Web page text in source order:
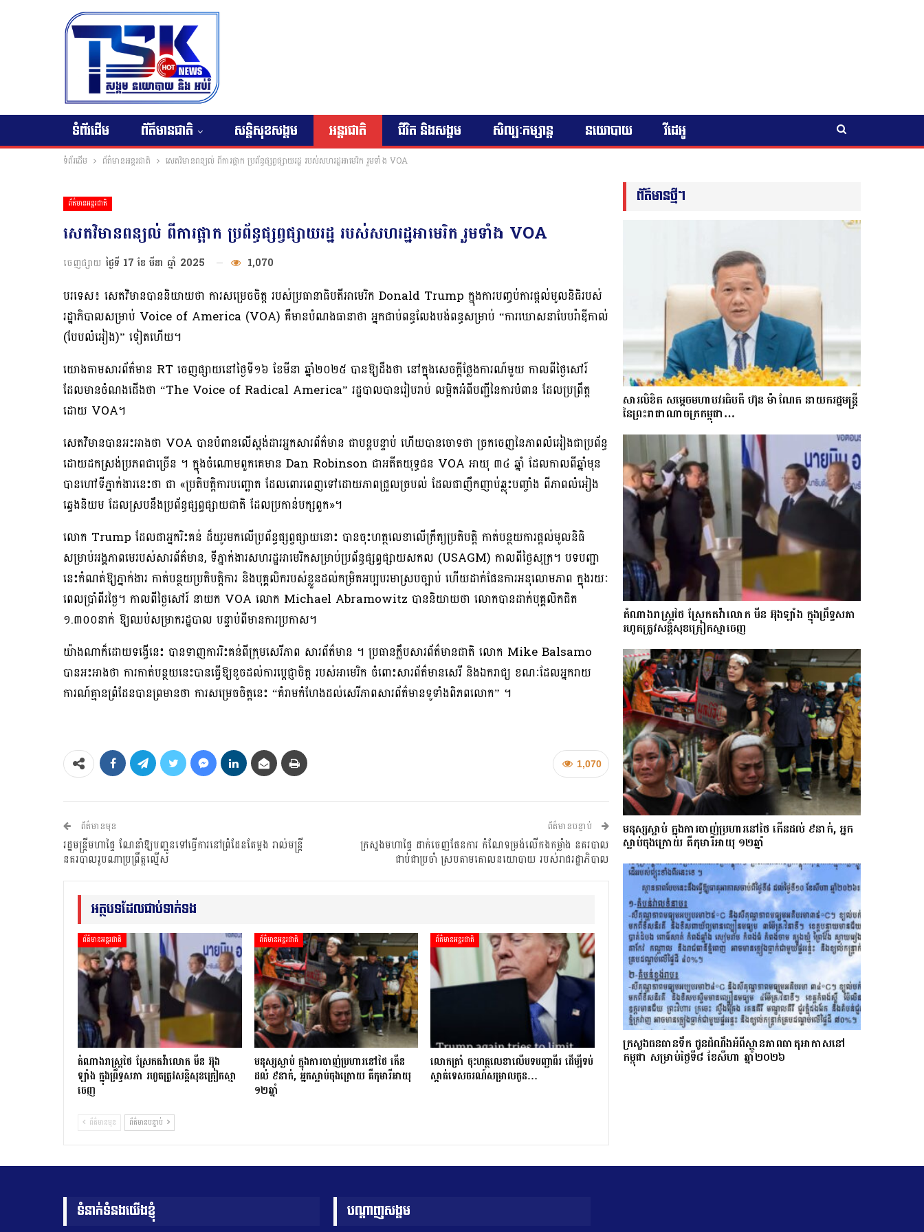
ទំព័រដើម ព័ត៌មានជាតិ សន្តិសុខសង្គម អន្តរជាតិ ជីវិត និងសង្គម សិល្បៈកម្សាន្ត នយោបាយ វីដេអូ
ទំព័រដើម ព័ត៌មានអន្តរជាតិ សេតវិមានពន្យល់ ពីការផ្អាក ប្រព័ន្ធផ្សព្វផ្សាយរដ្ឋ របស់សហរដ្ឋអាមេរិក រួមទាំង VOA
ព័ត៌មានអន្តរជាតិ
សេតវិមានពន្យល់ ពីការផ្អាក ប្រព័ន្ធផ្សព្វផ្សាយរដ្ឋ របស់សហរដ្ឋអាមេរិក រួមទាំង VOA
ចេញផ្សាយ ថ្ងៃទី 17 ខែ មីនា ឆ្នាំ 2025 1,070
បរទេស៖ សេតវិមានបាននិយាយថា ការសម្រេចចិត្ត របស់ប្រធានាធិបតីអាមេរិក Donald Trump ក្នុងការបញ្ចប់ការផ្តល់មូលនិធិរបស់
រដ្ឋាភិបាលសម្រាប់ Voice of America (VOA) គឺមានបំណងធានាថា អ្នកជាប់ពន្ធលែងបង់ពន្ធសម្រាប់ “ការឃោសនាបែបរ៉ាឌីកាល់
(បែបលំអៀង)” ទៀតហើយ។
យោងតាមសារព័ត៌មាន RT ចេញផ្សាយនៅថ្ងៃទី១៦ ខែមីនា ឆ្នាំ២០២៥ បានឱ្យដឹងថា នៅក្នុងសេចក្តីថ្លែងការណ៍មួយ កាលពីថ្ងៃសៅរ៍
ដែលមានចំណងជើងថា “The Voice of Radical America” រដ្ឋបាលបានរៀបរាប់ លម្អិតអំពីបញ្ជីនៃការបំពាន ដែលប្រព្រឹត្ត
ដោយ VOA។
សេតវិមានបានអះអាងថា VOA បានបំពានលើស្តង់ដារអ្នកសារព័ត៌មាន ជាបន្តបន្ទាប់ ហើយបានចោទថា ច្រកចេញនៃភាពលំអៀងជាប្រព័ន្ធ
ដោយដកស្រង់ប្រភពជាច្រើន ។ ក្នុងចំណោមពួកគេមាន Dan Robinson ជាអតីតយុទ្ធជន VOA អាយុ ៣៤ ឆ្នាំ ដែលកាលពីឆ្នាំមុន
បានហៅទីភ្នាក់ងារនេះថា ជា «ប្រតិបត្តិការបញ្ឆោត ដែលពោរពេញទៅដោយភាពជ្រួលច្របល់ ដែលជាញឹកញាប់ឆ្លុះបញ្ចាំង ពីភាពលំអៀង
ឆ្វេងនិយម ដែលស្របនឹងប្រព័ន្ធផ្សព្វផ្សាយជាតិ ដែលប្រកាន់បក្សពួក»។
លោក Trump ដែលជាអ្នករិះគន់ ដ៏យូរមកលើប្រព័ន្ធផ្សព្វផ្សាយនោះ បានចុះហត្ថលេខាលើក្រឹត្យប្រតិបត្តិ កាត់បន្ថយការផ្តល់មូលនិធិ
សម្រាប់អង្គភាពមេរបស់សារព័ត៌មាន, ទីភ្នាក់ងារសហរដ្ឋអាមេរិកសម្រាប់ប្រព័ន្ធផ្សព្វផ្សាយសកល (USAGM) កាលពីថ្ងៃសុក្រ។ បទបញ្ជា
នេះកំណត់ឱ្យភ្នាក់ងារ កាត់បន្ថយប្រតិបត្តិការ និងបុគ្គលិករបស់ខ្លួនដល់កម្រិតអប្បបរមាស្របច្បាប់ ហើយដាក់ផែនការអនុលោមភាព ក្នុងរយៈ
ពេលប្រាំពីរថ្ងៃ។ កាលពីថ្ងៃសៅរ៍ នាយក VOA លោក Michael Abramowitz បាននិយាយថា លោកបានដាក់បុគ្គលិកជិត
១.៣០០នាក់ ឱ្យឈប់សម្រាករដ្ឋបាល បន្ទាប់ពីមានការប្រកាស។
យ៉ាងណាក៏ដោយទង្វើនេះ បានទាញការរិះគន់ពីក្រុមសេរីភាព សារព័ត៌មាន ។ ប្រធានក្លឹបសារព័ត៌មានជាតិ លោក Mike Balsamo
បានអះអាងថា ការកាត់បន្ថយនេះបានធ្វើឱ្យខូចដល់ការប្តេជ្ញាចិត្ត របស់អាមេរិក ចំពោះសារព័ត៌មានសេរី និងឯករាជ្យ ខណៈដែលអ្នករាយ
ការណ៍គ្មានព្រំដែនបានព្រមានថា ការសម្រេចចិត្តនេះ “គំរាមកំហែងដល់សេរីភាពសារព័ត៌មានទូទាំងពិភពលោក” ។
1,070
ព័ត៌មានមុន
រដ្ឋមន្ដ្រីមហាផ្ទៃ ណែនាំឱ្យបញ្ជូនទៅធ្វើការនៅព្រំដែនតែម្ដង រាល់មន្រ្តី
នគរបាលរូបណាប្រព្រឹត្តល្មើស
ព័ត៌មានបន្ទាប់
ក្រសួងមហាផ្ទៃ ដាក់ចេញផែនការ​ កំណែទម្រង់លើកងកម្លាំង នគរបាល
ជាប់ជាប្រចាំ ស្របតាមគោលនយោបាយ របស់រាជរដ្ឋាភិបាល
អត្ថបទដែលជាប់ទាក់ទង
ព័ត៌មានអន្តរជាតិ
តំណាងរាស្ត្រថៃ ស្រែកតវ៉ាលោក មីន អ៊ុង
ឡាំង ក្នុងព្រឹទ្ធសភា រហូតត្រូវសន្តិសុខក្រៀកស្មា
ចេញ
ព័ត៌មានអន្តរជាតិ
មនុស្សស្លាប់ ក្នុងការបាញ់ប្រហារនៅថៃ កើន
ដល់ ៩នាក់, អ្នកស្លាប់ចុងក្រោយ គឺកុមារីអាយុ
១២ឆ្នាំ
ព័ត៌មានអន្តរជាតិ
លោក​ត្រាំ ចុះហត្ថលេខាលើបទបញ្ជាពីរ ដើម្បីទប់
ស្កាត់ទេស​ចរណ៍សម្រាលកូន…
ព័ត៌មានមុន ព័ត៌មានបន្ទាប់
ព័ត៌មានថ្មីៗ
សារលិខិត សម្តេចមហាបវរធិបតី ហ៊ុន ម៉ាណែត នាយករដ្ឋមន្ត្រី
នៃព្រះរាជាណាចក្រកម្ពុជា…
តំណាងរាស្ត្រថៃ ស្រែកតវ៉ាលោក មីន អ៊ុងឡាំង ក្នុងព្រឹទ្ធសភា
រហូតត្រូវសន្តិសុខក្រៀកស្មាចេញ
មនុស្សស្លាប់ ក្នុងការបាញ់ប្រហារនៅថៃ កើនដល់ ៩នាក់, អ្នក
ស្លាប់ចុងក្រោយ គឺកុមារីអាយុ ១២ឆ្នាំ
ក្រសួងធនធានទឹក ជូនដំណឹងអំពីស្ថានភាពធាតុអាកាសនៅ
កម្ពុជា សម្រាប់ថ្ងៃទី៨ ខែសីហា ឆ្នាំ២០២៦
ទំនាក់ទំនងយើងខ្ញុំ បណ្តាញសង្គម